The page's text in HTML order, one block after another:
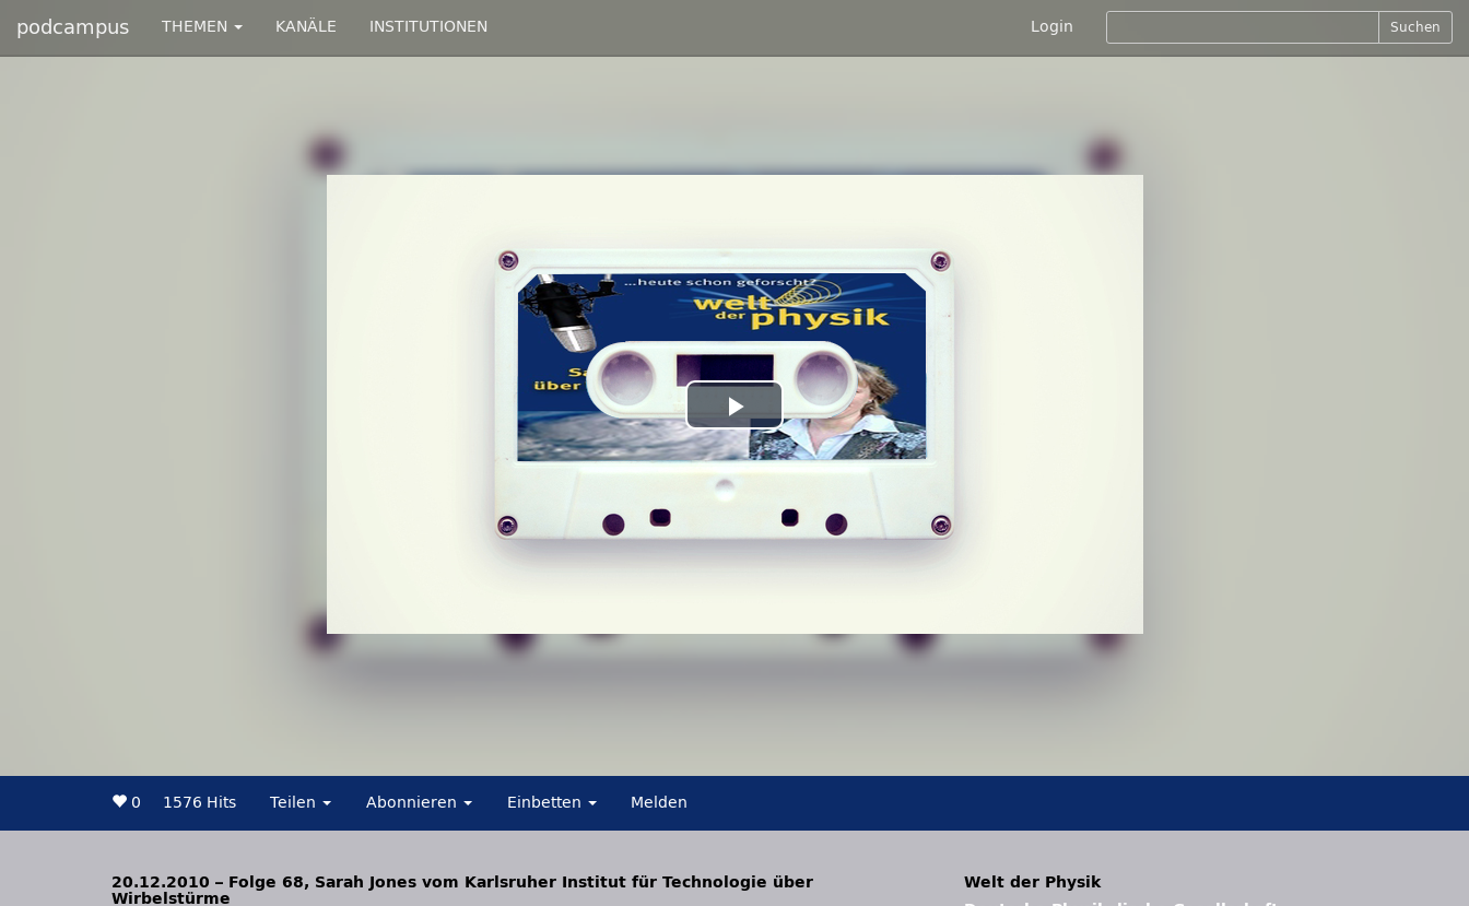
podcampus THEMEN KANÄLE INSTITUTIONEN Login Suchen
Play
Video
0 1576 Hits Teilen Abonnieren Einbetten Melden
20.12.2010 – Folge 68, Sarah Jones vom Karlsruher Institut für Technologie über
Wirbelstürme
Welt der Physik